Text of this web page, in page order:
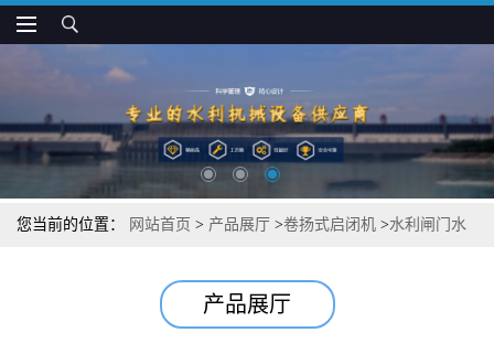
您当前的位置： 网站首页 > 产品展厅 >卷扬式启闭机 >水利闸门水
产品展厅